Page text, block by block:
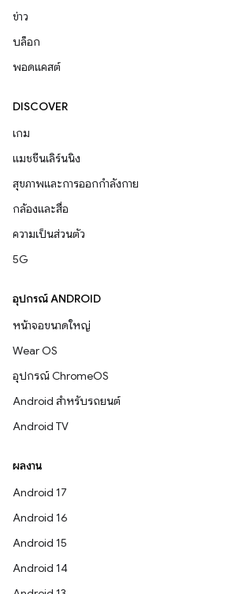
ข่าว
บล็อก
พอดแคสต์
DISCOVER
เกม
แมชชีนเลิร์นนิง
สุขภาพและการออกกำลังกาย
กล้องและสื่อ
ความเป็นส่วนตัว
5G
อุปกรณ์ ANDROID
หน้าจอขนาดใหญ่
Wear OS
อุปกรณ์ ChromeOS
Android สำหรับรถยนต์
Android TV
ผลงาน
Android 17
Android 16
Android 15
Android 14